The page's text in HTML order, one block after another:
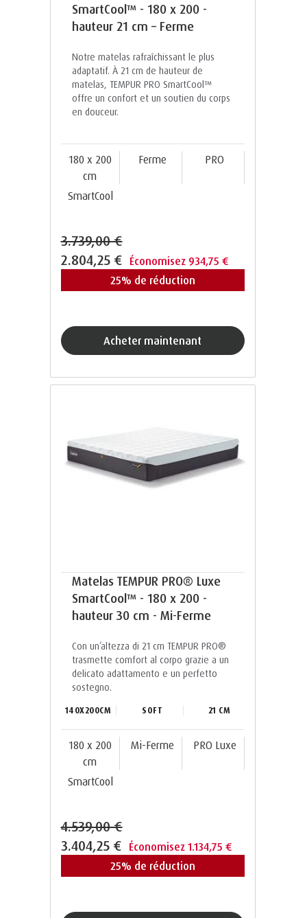
SmartCool™ - 180 x 200 -
hauteur 21 cm – Ferme
Notre matelas rafraîchissant le plus
adaptatif. À 21 cm de hauteur de
matelas, TEMPUR PRO SmartCool™️
offre un confort et un soutien du corps
en douceur.
180 x 200
cm
Ferme PRO
SmartCool
3.739,00 €
2.804,25 € Économisez 934,75 €
25% de réduction
acheter maintenant
Matelas TEMPUR PRO® Luxe
SmartCool™ - 180 x 200 -
hauteur 30 cm - Mi-Ferme
Con un’altezza di 21 cm TEMPUR PRO®️
trasmette comfort al corpo grazie a un
delicato adattamento e un perfetto
sostegno.
140X200CM SOFT 21 CM
180 x 200
cm
Mi-Ferme PRO Luxe
SmartCool
4.539,00 €
3.404,25 € Économisez 1.134,75 €
25% de réduction